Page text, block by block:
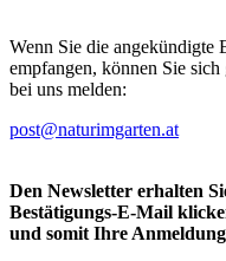
Wenn Sie die angekündigte
empfangen, können Sie sich
bei uns melden:
post@naturimgarten.at
Den Newsletter erhalten
Bestätigungs-E-Mail
und somit Ihre Anmeldung